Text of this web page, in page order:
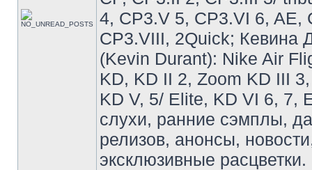
4, CP3.V 5, CP3.VI 6, AE,
CP3.VIII, 2Quick; Кевина
(Kevin Durant): Nike Air
KD, KD II 2, Zoom KD III
KD V, 5/ Elite, KD VI 6, 7,
слухи, ранние сэмплы,
релизов, анонсы,
эксклюзивные расцветки.